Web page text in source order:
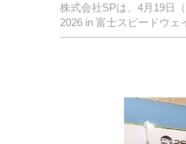
株式会社SPは、4月19日
2026 in 富士スピードウェ